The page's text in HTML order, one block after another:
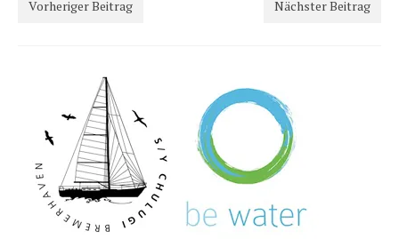
Vorheriger Beitrag Nächster Beitrag